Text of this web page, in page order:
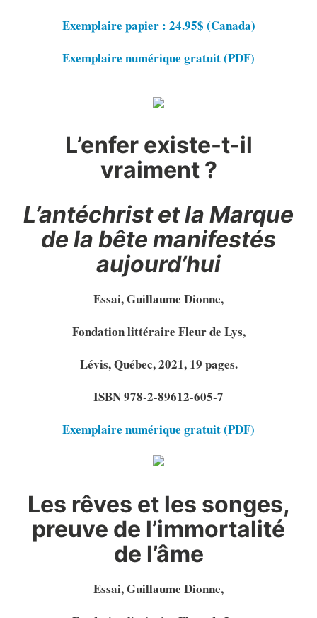
Exemplaire papier : 24.95$ (Canada)
Exemplaire numérique gratuit (PDF)
L’enfer existe-t-il
vraiment ?
L’antéchrist et la Marque
de la bête manifestés
aujourd’hui
Essai, Guillaume Dionne,
Fondation littéraire Fleur de Lys,
Lévis, Québec, 2021, 19 pages.
ISBN 978-2-89612-605-7
Exemplaire numérique gratuit (PDF)
Les rêves et les songes,
preuve de l’immortalité
de l’âme
Essai, Guillaume Dionne,